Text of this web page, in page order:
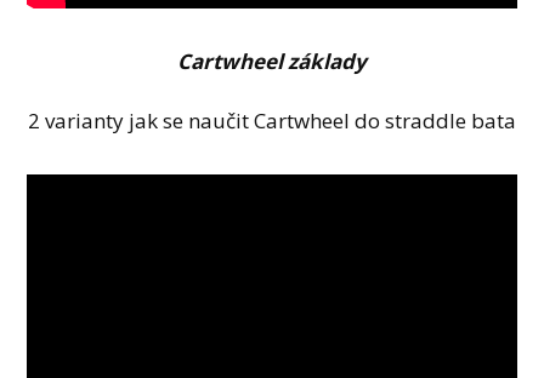
Cartwheel základy
2 varianty jak se naučit Cartwheel do straddle bata